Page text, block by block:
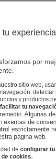
por
sitio web,
y productos
facilitar tu
Algunas
exentas de
estrictamente
página web.
de configurar
cookies.